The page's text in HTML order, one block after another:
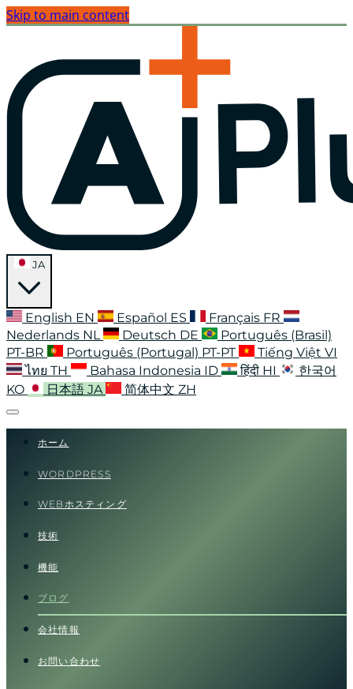
Skip to main content
JA
English EN Español ES Français FR
Nederlands NL Deutsch DE
Português (Brasil)
PT-BR
Português (Portugal) PT-PT Tiếng Việt VI
ไทย TH Bahasa Indonesia ID हिंदी HI
한국어
KO
日本語 JA 简体中文 ZH
ホーム
WORDPRESS
WEBホスティング
技術
機能
ブログ
会社情報
お問い合わせ